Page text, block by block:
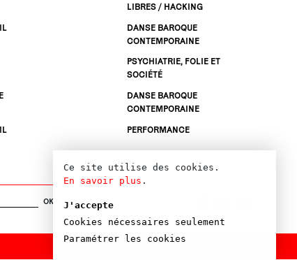
LIBRES / HACKING
DANSE BAROQUE
CONTEMPORAINE
PSYCHIATRIE, FOLIE ET
SOCIÉTÉ
DANSE BAROQUE
CONTEMPORAINE
PERFORMANCE
OK
Ce site utilise des cookies.
En savoir plus .
J'accepte
Cookies nécessaires seulement
Paramétrer les cookies